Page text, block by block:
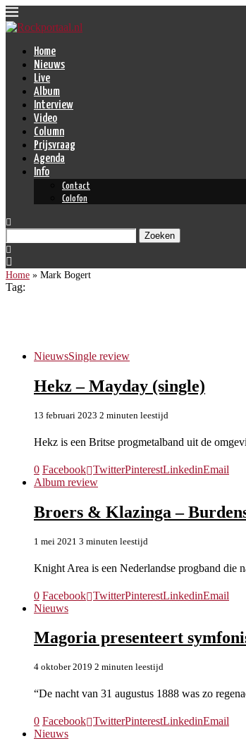
Home
Nieuws
Live
Album
Interview
Video
Column
Prijsvraag
Agenda
Info
Contact
Colofon
Zoeken
Home » Mark Bogert
Tag:
NieuwsSingle review
Hekz – Mayday (single)
13 februari 2023 2 minuten leestijd
Hekz is een Britse progmetalband uit de
0 Facebook TwitterPinterestLinkedinEmail
Album review
Broers & Klazinga –
1 mei 2021 3 minuten leestijd
Knight Area is een Nederlandse progband
0 Facebook TwitterPinterestLinkedinEmail
Nieuws
Magoria presenteert
4 oktober 2019 2 minuten leestijd
“De nacht van 31 augustus 1888 was zo
0 Facebook TwitterPinterestLinkedinEmail
Nieuws